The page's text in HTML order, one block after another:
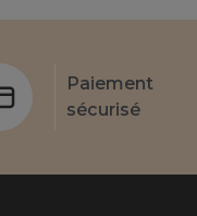
Paiement
sécurisé